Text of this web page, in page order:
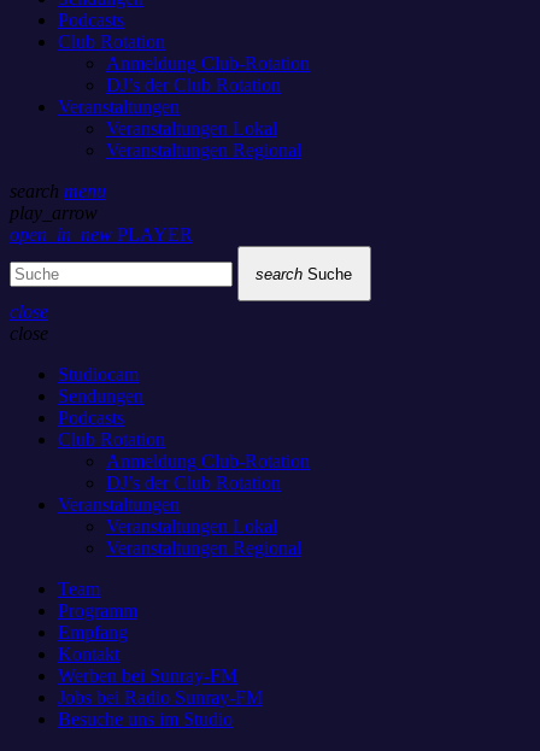
Podcasts
Club Rotation
Anmeldung Club-Rotation
DJ’s der Club Rotation
Veranstaltungen
Veranstaltungen Lokal
Veranstaltungen Regional
search menu
play_arrow
open_in_new PLAYER
search Suche
close
close
Studiocam
Sendungen
Podcasts
Club Rotation
Anmeldung Club-Rotation
DJ’s der Club Rotation
Veranstaltungen
Veranstaltungen Lokal
Veranstaltungen Regional
Team
Programm
Empfang
Kontakt
Werben bei Sunray-FM
Jobs bei Radio Sunray-FM
Besuche uns im Studio